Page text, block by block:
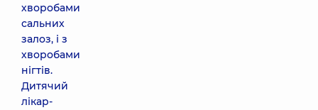
хворобами
сальних
залоз, і з
хворобами
нігтів.
Дитячий
лікар-